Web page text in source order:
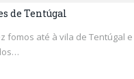
de Tentúgal
fomos até à vila de Tentúgal e